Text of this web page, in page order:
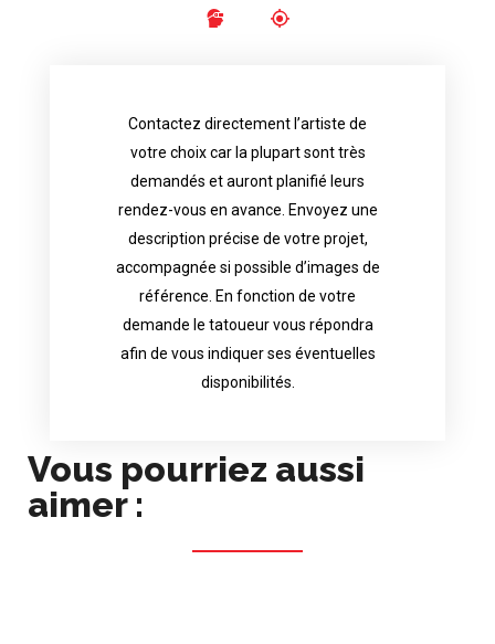
Contactez directement l’artiste de
votre choix car la plupart sont très
demandés et auront planifié leurs
rendez-vous en avance. Envoyez une
description précise de votre projet,
accompagnée si possible d’images de
référence. En fonction de votre
demande le tatoueur vous répondra
afin de vous indiquer ses éventuelles
disponibilités.
Contact directly the artist of your
choice because most are in great
appointments in advance. Send an
accurate description of your project, if
possible attached with reference
images. Depending your request, the
tattoo artist will answer to tell you his
Vous pourriez aussi
aimer :